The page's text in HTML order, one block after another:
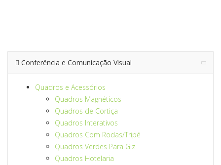
Conferência e Comunicação Visual
Quadros e Acessórios
Quadros Magnéticos
Quadros de Cortiça
Quadros Interativos
Quadros Com Rodas/Tripé
Quadros Verdes Para Giz
Quadros Hotelaria